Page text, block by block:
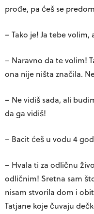
prođe, pa ćeš se
– Tako je! Ja tebe
– Naravno da te volim!
ona nije ništa značila.
– Ne vidiš sada, ali
da ga vidiš!
– Bacit ćeš u vodu 4
– Hvala ti za odličnu
odličnim! Sretna sam
nisam stvorila dom i
Tatjane koje čuvaju